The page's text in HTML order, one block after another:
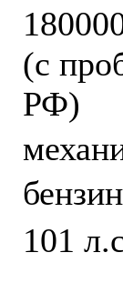
(с
РФ)
101